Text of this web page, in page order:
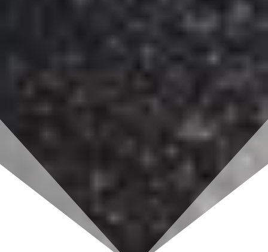
Service d'expertise technique
Service de suivi et de supervision